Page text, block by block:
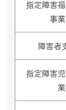
指定障害
事
障害者
指定障害